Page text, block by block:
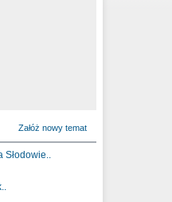
Załóż nowy temat
Słodowie..